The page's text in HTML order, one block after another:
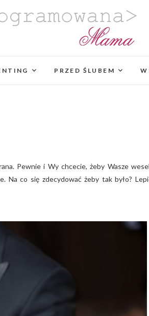
Mama
PROJEKTOWANIA
PRZED ŚLUBEM
Na co się zdecydować żeby tak było?